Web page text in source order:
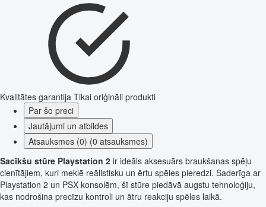
Kvalitātes garantija Tikai oriģināli produkti
Par šo preci
Jautājumi un atbildes
Atsauksmes (0) (0 atsauksmes)
Sacīkšu stūre Playstation 2 ir ideāls aksesuārs braukšanas spēļu
cienītājiem, kuri meklē reālistisku un ērtu spēles pieredzi. Saderīga ar
Playstation 2 un PSX konsolēm, šī stūre piedāvā augstu tehnoloģiju,
kas nodrošina precīzu kontroli un ātru reakciju spēles laikā.